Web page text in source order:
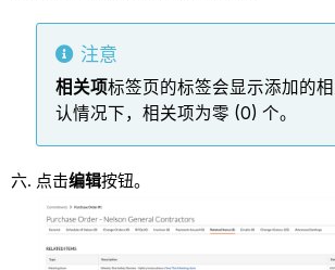
注意
相关项标签页的标签会显示添加的
认情况下，相关项为零 (0) 个。
点击编辑按钮。